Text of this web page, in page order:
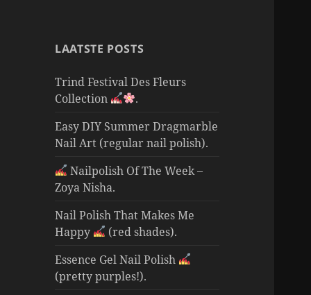
LAATSTE POSTS
Trind Festival Des Fleurs
Collection
.
Easy DIY Summer Dragmarble
Nail Art (regular nail polish).
Nailpolish Of The Week –
Zoya Nisha.
Nail Polish That Makes Me
Happy
(red shades).
Essence Gel Nail Polish
(pretty purples!).